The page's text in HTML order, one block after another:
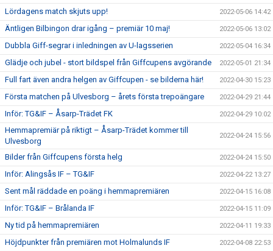
Lördagens match skjuts upp! 2022-05-06 14:42
Äntligen Bilbingon drar igång – premiär 10 maj! 2022-05-06 13:02
Dubbla Giff-segrar i inledningen av U-lagsserien 2022-05-04 16:34
Glädje och jubel - stort bildspel från Giffcupens avgörande 2022-05-01 21:34
Full fart även andra helgen av Giffcupen - se bilderna här! 2022-04-30 15:23
Första matchen på Ulvesborg – årets första trepoängare 2022-04-29 21:44
Inför: TG&IF – Åsarp-Trädet FK 2022-04-29 10:02
Hemmapremiär på riktigt – Åsarp-Trädet kommer till
Ulvesborg
2022-04-24 15:56
Bilder från Giffcupens första helg 2022-04-24 15:50
Inför: Alingsås IF – TG&IF 2022-04-22 13:27
Sent mål räddade en poäng i hemmapremiären 2022-04-15 16:08
Inför: TG&IF – Brålanda IF 2022-04-15 11:09
Ny tid på hemmapremiären 2022-04-11 19:33
Höjdpunkter från premiären mot Holmalunds IF 2022-04-08 22:53